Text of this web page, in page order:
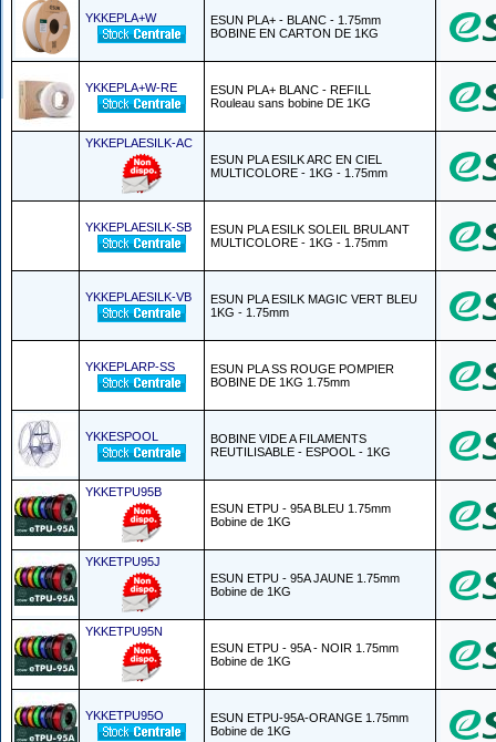
YKKEPLA+W
ESUN PLA+ - BLANC - 1.75mm
BOBINE EN CARTON DE 1KG
YKKEPLA+W-RE
ESUN PLA+ BLANC - REFILL
Rouleau sans bobine DE 1KG
YKKEPLAESILK-AC
ESUN PLA ESILK ARC EN CIEL
MULTICOLORE - 1KG - 1.75mm
YKKEPLAESILK-SB
ESUN PLA ESILK SOLEIL BRULANT
MULTICOLORE - 1KG - 1.75mm
YKKEPLAESILK-VB
ESUN PLA ESILK MAGIC VERT BLEU
1KG - 1.75mm
YKKEPLARP-SS
ESUN PLA SS ROUGE POMPIER
BOBINE DE 1KG 1.75mm
YKKESPOOL
BOBINE VIDE A FILAMENTS
REUTILISABLE - ESPOOL - 1KG
YKKETPU95B
ESUN ETPU - 95A BLEU 1.75mm
Bobine de 1KG
YKKETPU95J
ESUN ETPU - 95A JAUNE 1.75mm
Bobine de 1KG
YKKETPU95N
ESUN ETPU - 95A - NOIR 1.75mm
Bobine de 1KG
YKKETPU95O
ESUN ETPU-95A-ORANGE 1.75mm
Bobine de 1KG